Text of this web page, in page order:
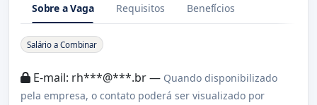
Sobre a Vaga Requisitos Benefícios
Sobre a Vaga
Salário a Combinar
E-mail: rh***@***.br — Quando disponibilizado
pela empresa, o contato poderá ser visualizado por